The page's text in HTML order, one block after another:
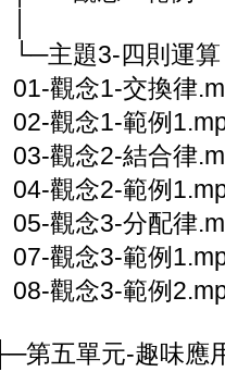
│ └─主題3-四則運算
│ 01-觀念1-交換律
│ 02-觀念1-範例
│ 03-觀念2-結合律
│ 04-觀念2-範例
│ 05-觀念3-分配律
│ 07-觀念3-範例
│ 08-觀念3-範例
├─第五單元-趣味應